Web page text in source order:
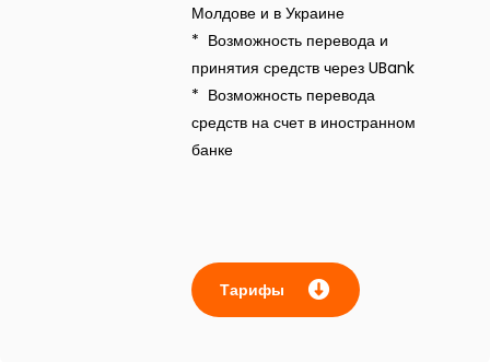
F.A.Q
Молдове и в Украине
* Возможность перевода и
принятия средств через UBank
* Возможность перевода
средств на счет в иностранном
банке
Тарифы